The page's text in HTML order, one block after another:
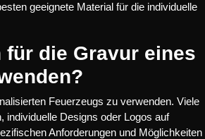
geeignete Material für die individuelle
die Gravur eines
Feuerzeugs zu verwenden. Viele
individuelle Designs oder Logos auf
Anforderungen und Möglichkeiten